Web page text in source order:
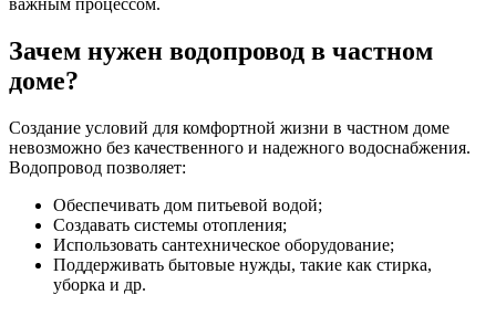
важным процессом.
Зачем нужен водопровод в частном
доме?
Создание условий для комфортной жизни в частном доме
невозможно без качественного и надежного водоснабжения.
Водопровод позволяет:
Обеспечивать дом питьевой водой;
Создавать системы отопления;
Использовать сантехническое оборудование;
Поддерживать бытовые нужды, такие как стирка,
уборка и др.